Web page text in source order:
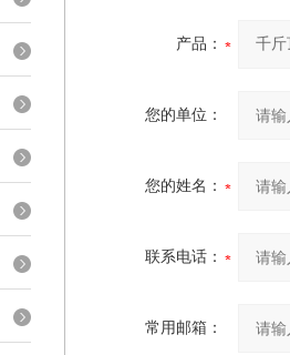
产品：
您的单位：
您的姓名：
联系电话：
常用邮箱：